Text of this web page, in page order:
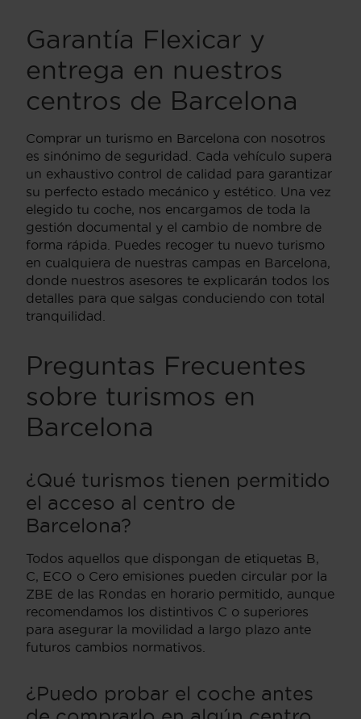
Garantía Flexicar y
entrega en nuestros
centros de Barcelona
Comprar un turismo en Barcelona con nosotros
es sinónimo de seguridad. Cada vehículo supera
un exhaustivo control de calidad para garantizar
su perfecto estado mecánico y estético. Una vez
elegido tu coche, nos encargamos de toda la
gestión documental y el cambio de nombre de
forma rápida. Puedes recoger tu nuevo turismo
en cualquiera de nuestras campas en Barcelona,
donde nuestros asesores te explicarán todos los
detalles para que salgas conduciendo con total
tranquilidad.
Preguntas Frecuentes
sobre turismos en
Barcelona
¿Qué turismos tienen permitido
el acceso al centro de
Barcelona?
Todos aquellos que dispongan de etiquetas B,
C, ECO o Cero emisiones pueden circular por la
ZBE de las Rondas en horario permitido, aunque
recomendamos los distintivos C o superiores
para asegurar la movilidad a largo plazo ante
futuros cambios normativos.
¿Puedo probar el coche antes